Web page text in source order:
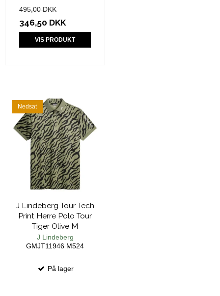
495,00 DKK
346,50 DKK
VIS PRODUKT
Nedsat
J Lindeberg Tour Tech
Print Herre Polo Tour
Tiger Olive M
J Lindeberg
GMJT11946 M524
På lager